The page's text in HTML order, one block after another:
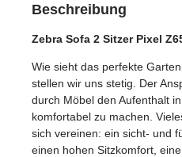
Beschreibung
Zebra Sofa 2 Sitzer Pixel
Wie sieht das perfekte
stellen wir uns stetig. Der
durch Möbel den Aufenthalt
komfortabel zu machen.
sich vereinen: ein sicht- und
einen hohen Sitzkomfort,